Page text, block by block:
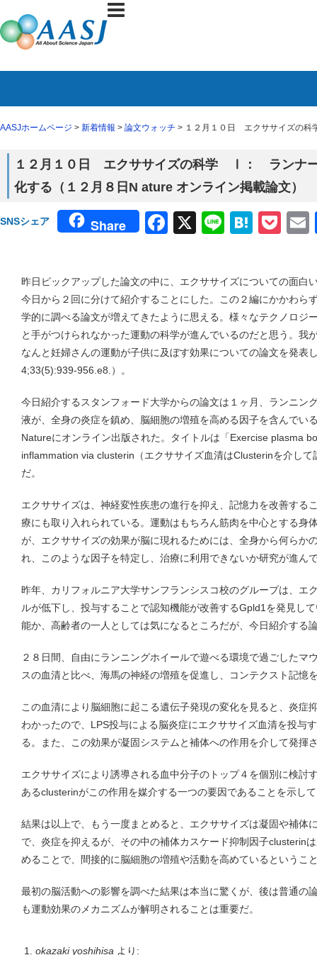
AASJホームページ > 新着情報 > 論文ウォッチ > １２月１０日 エクササイズの科
１２月１０日 エクササイズの科学 Ⅰ： ランナー
化する（１２月８日N ature オンライン掲載論文）
SNSシェア Share Facebook
X Line
昨日ピックアップした論文の中に、エクササイズについての面白
今日から２回に分けて紹介することにした。この２編にかかわら
学的に調べる論文が増えてきたように思える。様々なテクノロジ
と手がつけられなかった運動の科学が進んでいるのだと思う。我
なんと妊婦さんの運動が子供に及ぼす効果についての論文を発表
4;33(5):939-956.e8.）。
今日紹介するスタンフォード大学からの論文は１ヶ月、ランニン
液が、全身の炎症を鎮め、脳細胞の増殖を高める因子を含んでい
Natureにオンライン出版された。タイトルは「Exercise plasma
inflammation via clusterin（エクササイズ血清はClusterinを介し
だ。
エクササイズは、神経変性疾患の進行を抑え、記憶力を改善する
療にも取り入れられている。運動はもちろん筋肉を中心とする身
が、エクササイズの効果が脳に現れるためには、全身から何らか
れ、このような因子を特定し、治療に利用できないか研究が進ん
昨年、カリフォルニア大学サンフランシスコ校のグループは、エ
ルが低下し、投与することで認知機能が改善するGpld1を発見し
能か、高齢者の一人としては気になるところだが、今日紹介する
２８日間、自由にランニングホイールで遊べる環境で過ごしたマ
スの血清と比べ、海馬の神経の増殖を促進し、コンテクスト記憶
この血清により脳細胞に起こる遺伝子発現の変化を見ると、炎症
わかったので、LPS投与による脳炎症にエクササイズ血清を投与
る。また、この効果が凝固システムと補体への作用を介して発揮
エクササイズにより誘導される血中分子のトップ４を個別に検討
あるclusterinがこの作用を媒介する一つの要因であることを示し
結果は以上で、もう一度まとめると、エクササイズは凝固や補体
で、炎症を抑えるが、その中の補体カスケード抑制因子clusterin
めることで、間接的に脳細胞の増殖や活動を高めているというこ
最初の脳活動への影響を調べた結果は本当に驚くが、後は普通の
も運動効果のメカニズムが解明されることは重要だ。
okazaki yoshihisa より: